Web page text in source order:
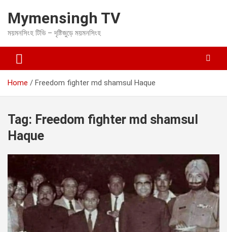
t
c
Mymensingh TV
ময়মনসিংহ টিভি – দৃষ্টিজুড়ে ময়মনসিংহ
Home Freedom fighter md shamsul Haque
Tag: Freedom fighter md shamsul
Haque